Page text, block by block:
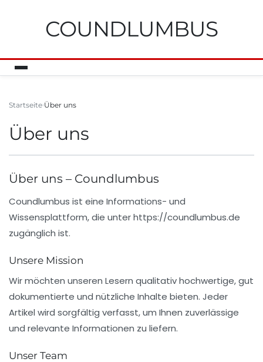
COUNDLUMBUS
Startseite Über uns
Über uns
Über uns – Coundlumbus
Coundlumbus ist eine Informations- und
Wissensplattform, die unterhttps://coundlumbus.de
zugänglich ist.
Unsere Mission
Wir möchten unseren Lesern qualitativ hochwertige, gut
dokumentierte und nützliche Inhalte bieten. Jeder
Artikel wird sorgfältig verfasst, um Ihnen zuverlässige
und relevante Informationen zu liefern.
Unser Team